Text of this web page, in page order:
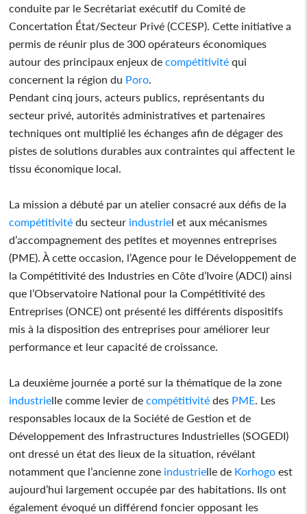
conduite par le Secrétariat exécutif du Comité de
Concertation État/Secteur Privé (CCESP). Cette initiative a
permis de réunir plus de 300 opérateurs économiques
autour des principaux enjeux de compétitivité qui
concernent la région du Poro
Pendant cinq jours, acteurs publics, représentants du
secteur privé, autorités administratives et partenaires
techniques ont multiplié les échanges afin de dégager des
pistes de solutions durables aux contraintes qui affectent le
tissu économique local.
La mission a débuté par un atelier consacré aux défis de la
compétitivité du secteur industriel et aux mécanismes
d’accompagnement des petites et moyennes entreprises
(PME). À cette occasion, l’Agence pour le Développement de
la Compétitivité des Industries en Côte d’Ivoire (ADCI) ainsi
que l’Observatoire National pour la Compétitivité des
Entreprises (ONCE) ont présenté les différents dispositifs
mis à la disposition des entreprises pour améliorer leur
performance et leur capacité de croissance.
La deuxième journée a porté sur la thématique de la zone
industrielle comme levier de compétitivité des PME . Les
responsables locaux de la Société de Gestion et de
Développement des Infrastructures Industrielles (SOGEDI)
ont dressé un état des lieux de la situation, révélant
notamment que l’ancienne zone industrielle de Korhogo est
aujourd’hui largement occupée par des habitations. Ils ont
également évoqué un différend foncier opposant les